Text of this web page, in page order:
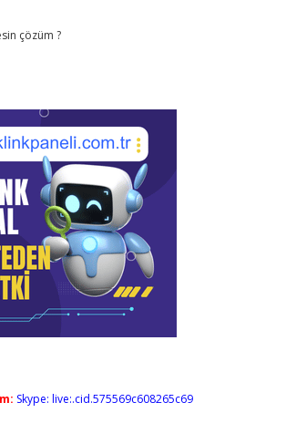
çözüm ?
Skype: live:.cid.575569c608265c69